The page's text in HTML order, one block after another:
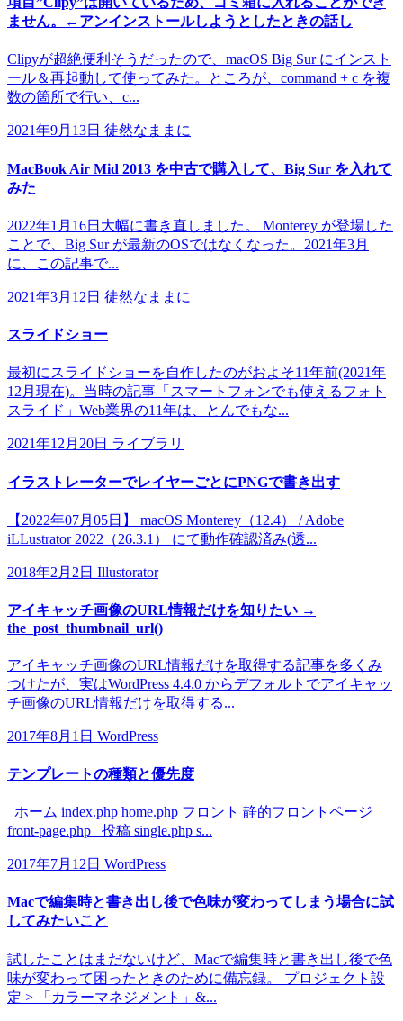
ません。←アンインストールしようとしたときの話し
Clipyが超絶便利そうだったので、macOS Big Sur にインスト
ール＆再起動して使ってみた。ところが、command + c を複
数の箇所で行い、c...
2021年9月13日 徒然なままに
MacBook Air Mid 2013 を中古で購入して、Big Sur を入れて
みた
2022年1月16日大幅に書き直しました。 Monterey が登場した
ことで、Big Sur が最新のOSではなくなった。2021年3月
に、この記事で...
2021年3月12日 徒然なままに
スライドショー
最初にスライドショーを自作したのがおよそ11年前(2021年
12月現在)。当時の記事「スマートフォンでも使えるフォト
スライド」Web業界の11年は、とんでもな...
2021年12月20日 ライブラリ
イラストレーターでレイヤーごとにPNGで書き出す
【2022年07月05日】 macOS Monterey（12.4） / Adobe
iLLustrator 2022（26.3.1） にて動作確認済み(透...
2018年2月2日 Illustorator
アイキャッチ画像のURL情報だけを知りたい →
the_post_thumbnail_url()
アイキャッチ画像のURL情報だけを取得する記事を多くみ
つけたが、実はWordPress 4.4.0 からデフォルトでアイキャッ
チ画像のURL情報だけを取得する...
2017年8月1日 WordPress
テンプレートの種類と優先度
ホーム index.php home.php フロント 静的フロントページ
front-page.php 投稿 single.php s...
2017年7月12日 WordPress
Macで編集時と書き出し後で色味が変わってしまう場合に試
してみたいこと
試したことはまだないけど、Macで編集時と書き出し後で色
味が変わって困ったときのために備忘録。 プロジェクト設
定 > 「カラーマネジメント」&...